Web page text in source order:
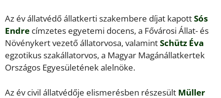
Az év állatvédő állatkerti szakembere díjat kapottSós
Endre címzetes egyetemi docens, a Fővárosi Állat- és
Növénykert vezető állatorvosa, valamintSchütz Éva
egzotikus szakállatorvos, a Magyar Magánállatkertek
Országos Egyesületének alelnöke.
Az év civil állatvédője elismerésben részesült Müller